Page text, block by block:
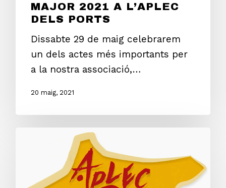
MAJOR 2021 A L’APLEC
DELS PORTS
Dissabte 29 de maig celebrarem
un dels actes més importants per
a la nostra associació,…
20 maig, 2021